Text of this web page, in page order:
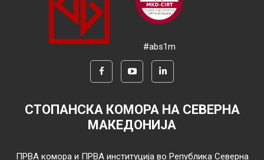
#abs1m
СТОПАНСКА КОМОРА НА СЕВЕРНА
МАКЕДОНИЈА
ПРВА комора и ПРВА институција во Република Северна